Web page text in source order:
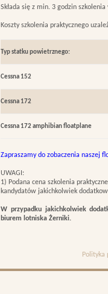
Składa się z min. 3 godzin
Koszty szkolenia praktycznego
Typ statku powietrznego:
Cessna 152
Cessna 172
Cessna 172 amphibian floatplane
Zapraszamy do zobaczenia naszej
UWAGI:
1) Podana cena szkolenia
kandydatów jakichkolwiek
W przypadku jakichkolwiek
biurem lotniska Żerniki.
Polityka